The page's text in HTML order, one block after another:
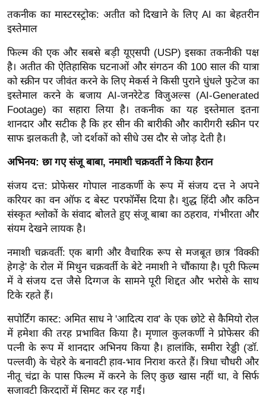
क्षा
B
e
a
k
i
n
g
e
w
s
ला
इ
स्टा
इ
ल
टे
क्नॉ
लॉ
जी
ब्यू
टी
तकनीक का मास्टरस्ट्रोक: अतीत को दिखाने के लिए AI का बेहतरीन
इस्तेमाल
फिल्म की एक और सबसे बड़ी यूएसपी (USP) इसका तकनीकी पक्ष
है। अतीत की ऐतिहासिक घटनाओं और संगठन की 100 साल की यात्रा
को स्क्रीन पर जीवंत करने के लिए मेकर्स ने किसी पुराने धुंधले फुटेज का
इस्तेमाल करने के बजाय AI-जनरेटेड विजुअल्स (AI-Generated
Footage) का सहारा लिया है। तकनीक का यह इस्तेमाल इतना
शानदार और सटीक है कि हर सीन की बारीकी और कारीगरी स्क्रीन पर
साफ झलकती है, जो दर्शकों को सीधे उस दौर से जोड़ देती है।
अभिनय: छा गए संजू बाबा, नमाशी चक्रवर्ती ने किया हैरान
संजय दत्त: प्रोफेसर गोपाल नाडकर्णी के रूप में संजय दत्त ने अपने
करियर का वन ऑफ द बेस्ट परफॉर्मेंस दिया है। शुद्ध हिंदी और कठिन
संस्कृत श्लोकों के संवाद बोलते हुए संजू बाबा का ठहराव, गंभीरता और
संयम देखने लायक है।
नमाशी चक्रवर्ती: एक बागी और वैचारिक रूप से मजबूत छात्र 'विक्की
हेगड़े' के रोल में मिथुन चक्रवर्ती के बेटे नमाशी ने चौंकाया है। पूरी फिल्म
में वे संजय दत्त जैसे दिग्गज के सामने पूरी शिद्दत और भरोसे के साथ
टिके रहते हैं।
सपोर्टिंग कास्ट: अमित साध ने 'आदित्य राव' के एक छोटे से कैमियो रोल
में हमेशा की तरह प्रभावित किया है। मृणाल कुलकर्णी ने प्रोफेसर की
पत्नी के रूप में शानदार अभिनय किया है। हालांकि, समीरा रेड्डी (डॉ.
पल्लवी) के चेहरे के बनावटी हाव-भाव निराश करते हैं। त्रिधा चौधरी और
नीतू चंद्रा के पास फिल्म में करने के लिए कुछ खास नहीं था, वे सिर्फ
सजावटी किरदारों में सिमट कर रह गईं।